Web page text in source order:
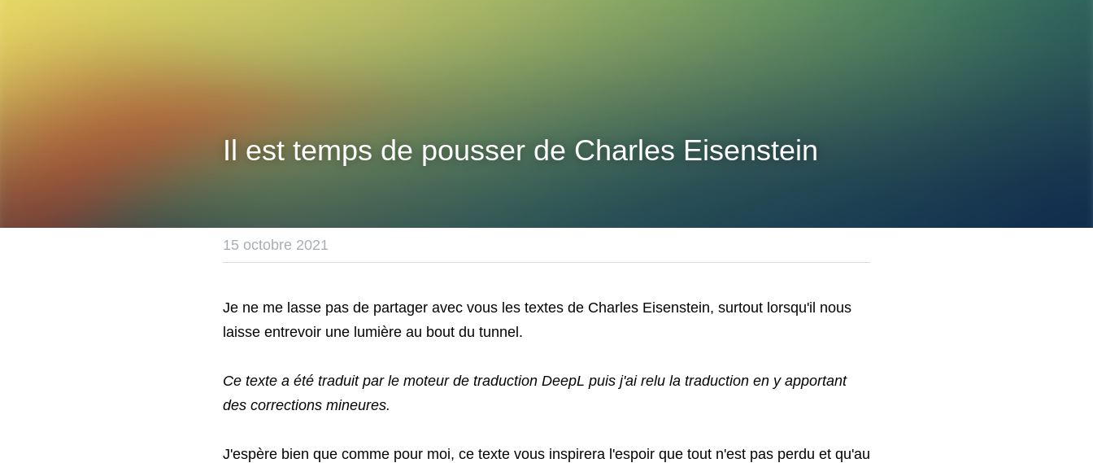
Il est temps de pousser de Charles Eisenstein
15 octobre 2021
Je ne me lasse pas de partager avec vous les textes de Charles Eisenstein, surtout lorsqu'il nous
laisse entrevoir une lumière au bout du tunnel.
Ce texte a été traduit par le moteur de traduction DeepL puis j'ai relu la traduction en y apportant
des corrections mineures.
J'espère bien que comme pour moi, ce texte vous inspirera l'espoir que tout n'est pas perdu et qu'au